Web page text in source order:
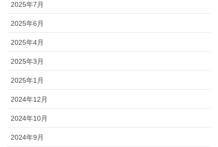
2025年7月
2025年6月
2025年4月
2025年3月
2025年1月
2024年12月
2024年10月
2024年9月